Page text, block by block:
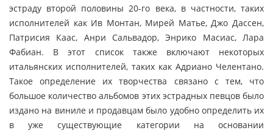
эстраду второй половины 20-го века, в частности, таких
исполнителей как Ив Монтан, Мирей Матье, Джо Дассен,
Патрисия Каас, Анри Сальвадор, Энрико Масиас, Лара
Фабиан. В этот список также включают некоторых
итальянских исполнителей, таких как Адриано Челентано.
Такое определение их творчества связано с тем, что
большое количество альбомов этих эстрадных певцов было
издано на виниле и продавцам было удобно определить их
в уже существующие категории на основании